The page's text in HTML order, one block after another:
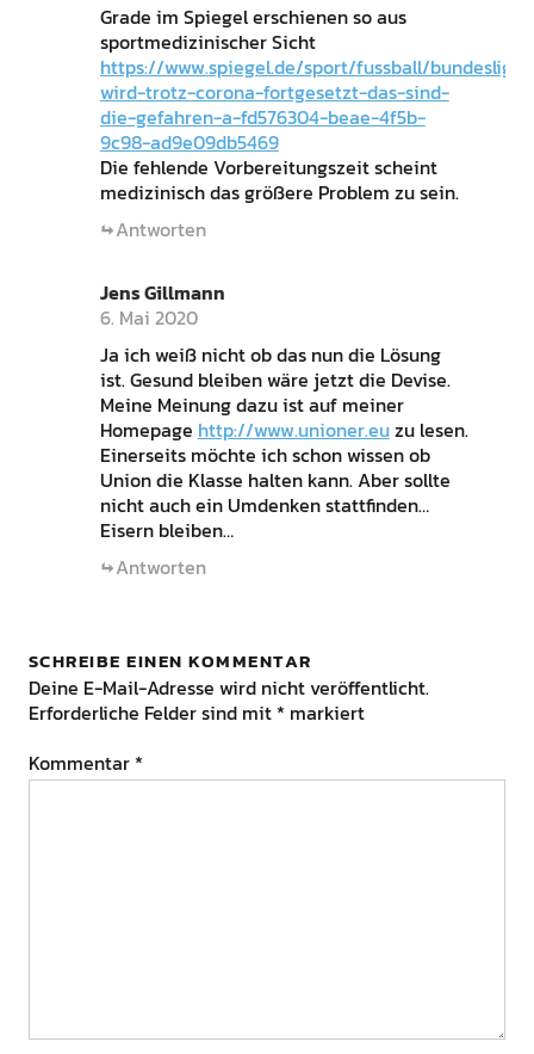
Grade im Spiegel erschienen so aus
sportmedizinischer Sicht
https://www.spiegel.de/sport/fussball/bundesliga-
wird-trotz-corona-fortgesetzt-das-sind-
die-gefahren-a-fd576304-beae-4f5b-
9c98-ad9e09db5469
Die fehlende Vorbereitungszeit scheint
medizinisch das größere Problem zu sein.
Antworten
Jens Gillmann
6. Mai 2020
Ja ich weiß nicht ob das nun die Lösung
ist. Gesund bleiben wäre jetzt die Devise.
Meine Meinung dazu ist auf meiner
Homepage http://www.unioner.euzu lesen.
Einerseits möchte ich schon wissen ob
Union die Klasse halten kann. Aber sollte
nicht auch ein Umdenken stattfinden…
Eisern bleiben…
Antworten
SCHREIBE EINEN KOMMENTAR
Deine E-Mail-Adresse wird nicht veröffentlicht.
Erforderliche Felder sind mit * markiert
Kommentar *